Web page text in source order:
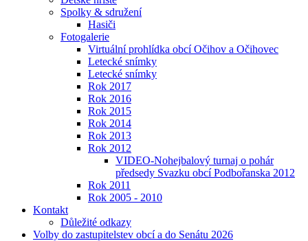
Spolky & sdružení
Hasiči
Fotogalerie
Virtuální prohlídka obcí Očihov a Očihovec
Letecké snímky
Letecké snímky
Rok 2017
Rok 2016
Rok 2015
Rok 2014
Rok 2013
Rok 2012
VIDEO-Nohejbalový turnaj o pohár
předsedy Svazku obcí Podbořanska 2012
Rok 2011
Rok 2005 - 2010
Kontakt
Důležité odkazy
Volby do zastupitelstev obcí a do Senátu 2026